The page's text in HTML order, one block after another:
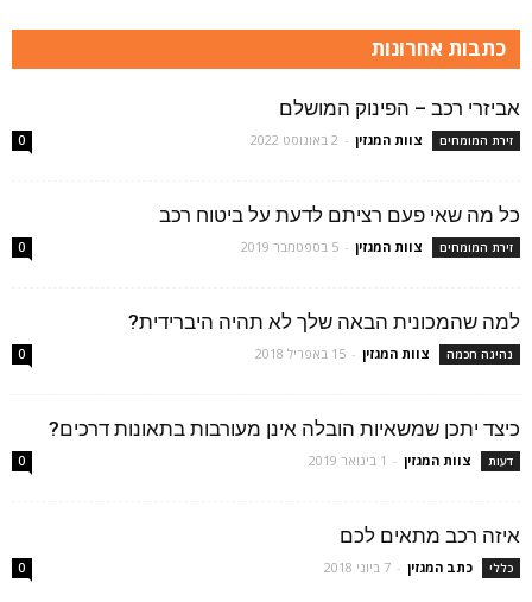
כתבות אחרונות
אביזרי רכב – הפינוק המושלם
זירת המומחים צוות המגזין - 2 באוגוסט 2022 0
כל מה שאי פעם רציתם לדעת על ביטוח רכב
זירת המומחים צוות המגזין - 5 בספטמבר 2019 0
למה שהמכונית הבאה שלך לא תהיה היברידית?
נהיגה חכמה צוות המגזין - 15 באפריל 2018 0
כיצד יתכן שמשאיות הובלה אינן מעורבות בתאונות דרכים?
דעות צוות המגזין - 1 בינואר 2019 0
איזה רכב מתאים לכם
כללי כתב המגזין - 7 ביוני 2018 0